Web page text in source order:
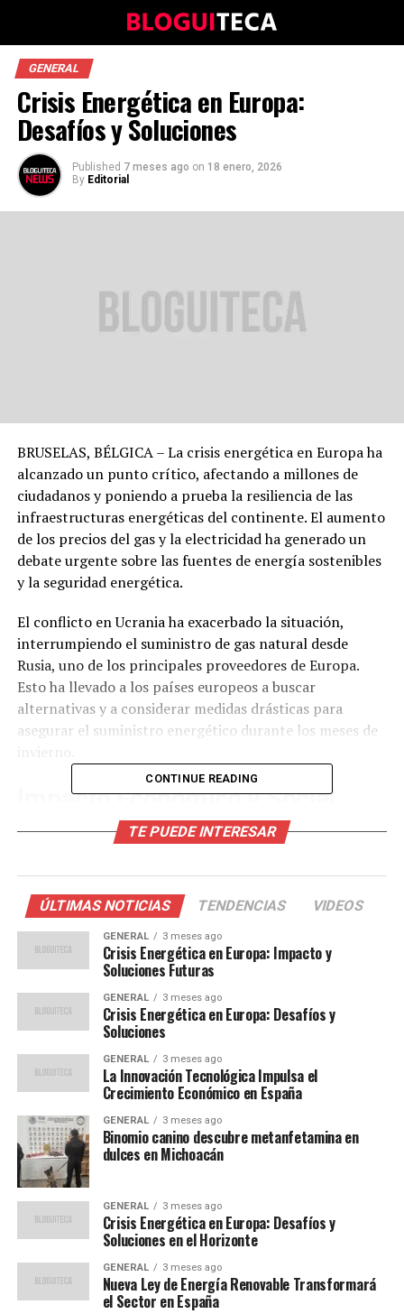
GENERAL
Crisis Energética en Europa:
Desafíos y Soluciones
Published 7 meses ago on 18 enero, 2026
By Editorial
BRUSELAS, BÉLGICA – La crisis energética en Europa ha
alcanzado un punto crítico, afectando a millones de
ciudadanos y poniendo a prueba la resiliencia de las
infraestructuras energéticas del continente. El aumento
de los precios del gas y la electricidad ha generado un
debate urgente sobre las fuentes de energía sostenibles
y la seguridad energética.
El conflicto en Ucrania ha exacerbado la situación,
interrumpiendo el suministro de gas natural desde
Rusia, uno de los principales proveedores de Europa.
Esto ha llevado a los países europeos a buscar
alternativas y a considerar medidas drásticas para
asegurar el suministro energético durante los meses de
Impacto Económico y Social
El aumento de los costos energéticos no solo afecta a
significativo en la industria europea. Las fábricas
enfrentan costos operativos más altos, lo que podría
traducirse en inflación y pérdida de competitividad en el
mercado global.
Energía, los precios del gas en Europa han aumentado
un 250% en el último año. Este incremento ha llevado a
algunos gobiernos a implementar subsidios para
proteger a los consumidores más vulnerables.
Buscando Soluciones
Sostenibles
En respuesta a la crisis, la Unión Europea está
acelerando sus esfuerzos para diversificar sus fuentes de
energía. El objetivo es reducir la dependencia del gas
como la solar y la eólica.
CONTINUE READING
TE PUEDE INTERESAR
ÚLTIMAS NOTICIAS TENDENCIAS VIDEOS
GENERAL 3 meses ago
Crisis Energética en Europa: Impacto y
Soluciones Futuras
GENERAL 3 meses ago
Crisis Energética en Europa: Desafíos y
Soluciones
GENERAL 3 meses ago
La Innovación Tecnológica Impulsa el
Crecimiento Económico en España
GENERAL 3 meses ago
Binomio canino descubre metanfetamina en
dulces en Michoacán
GENERAL 3 meses ago
Crisis Energética en Europa: Desafíos y
Soluciones en el Horizonte
GENERAL 3 meses ago
Nueva Ley de Energía Renovable Transformará
el Sector en España